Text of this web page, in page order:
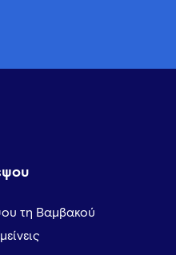
τη Βαμβακού